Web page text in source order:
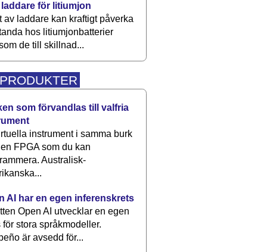
laddare för litiumjon
av laddare kan kraftigt påverka
hos litiumjonbatterier
de till skillnad...
som förvandlas till valfria
instrument i samma burk
FPGA som du kan
Australisk-
AI har en egen inferenskrets
Open AI utvecklar en egen
för stora språkmodeller.
är avsedd för...